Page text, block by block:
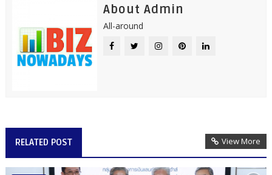
About Admin
All-around
RELATED POST View More